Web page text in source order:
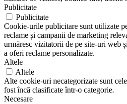
Publicitate
Publicitate
Cookie-urile publicitare sunt utilizate
reclame și campanii de marketing
urmăresc vizitatorii de pe site-uri web
a oferi reclame personalizate.
Altele
Altele
Alte cookie-uri necategorizate sunt
fost încă clasificate într-o categorie.
Necesare